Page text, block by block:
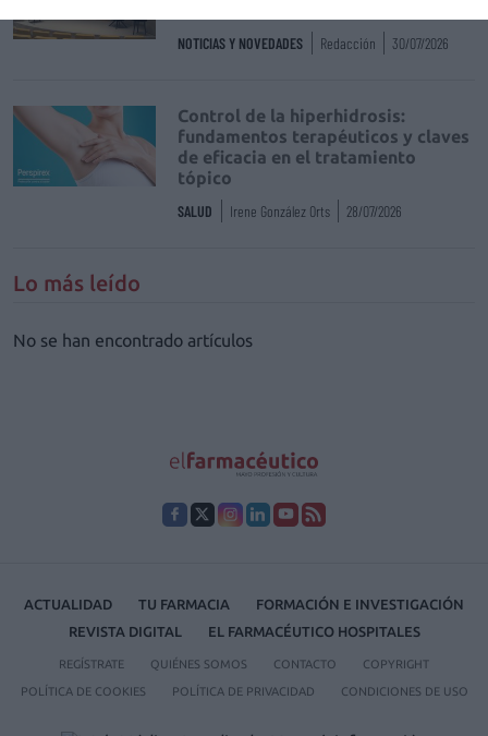
NOTICIAS Y NOVEDADES Redacción 30/07/2026
Control de la hiperhidrosis:
fundamentos terapéuticos y claves
de eficacia en el tratamiento
tópico
SALUD Irene González Orts 28/07/2026
Lo más leído
No se han encontrado artículos
ACTUALIDAD TU FARMACIA
FORMACIÓN E INVESTIGACIÓN
REVISTA DIGITAL
EL FARMACÉUTICO HOSPITALES
REGÍSTRATE QUIÉNES SOMOS CONTACTO COPYRIGHT
POLÍTICA DE COOKIES POLÍTICA DE PRIVACIDAD CONDICIONES DE USO